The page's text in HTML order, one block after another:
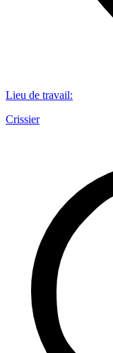
Lieu de travail:
Crissier